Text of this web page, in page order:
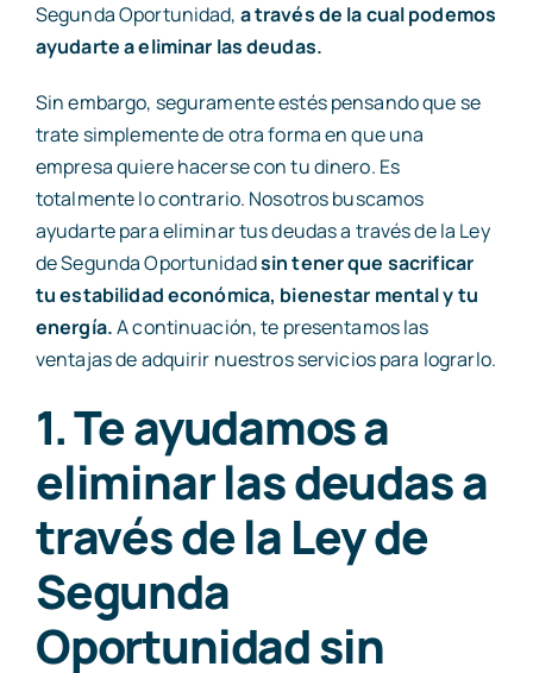
Segunda Oportunidad, a través de la cual podemos
ayudarte a eliminar las deudas.
Sin embargo, seguramente estés pensando que se
trate simplemente de otra forma en que una
empresa quiere hacerse con tu dinero. Es
totalmente lo contrario. Nosotros buscamos
ayudarte paraeliminar tus deudas a través de la Ley
de Segunda Oportunidadsin tener que sacrificar
tu estabilidad económica, bienestar mental y tu
energía.A continuación, te presentamos las
ventajas de adquirir nuestros servicios para lograrlo.
1. Te ayudamos a
eliminar las deudas a
través de la Ley de
Segunda
Oportunidad sin